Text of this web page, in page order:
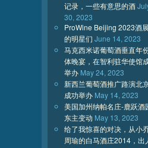
记录，一些有意思的酒
30, 2023
ProWine Beijing 2023酒
的明星们 June 14, 2023
马克西米诺葡萄酒垂直年
体晚宴，在智利驻华使馆
举办 May 24, 2023
新西兰葡萄酒推广路演北
成功举办 May 14, 2023
美国加州纳帕名庄-鹿跃酒
东主变动 May 13, 2023
给了我惊喜的对决，从小
周瑜的白马酒庄2014，出